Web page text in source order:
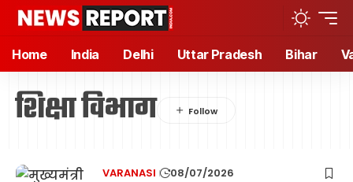
Home India Delhi Uttar Pradesh Bihar
शिक्षा विभाग
VARANASI 08/07/2026